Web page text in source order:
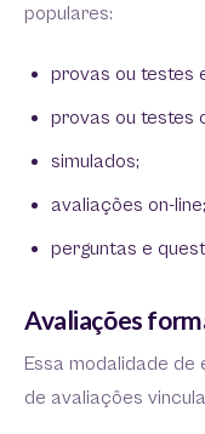
populares:
provas ou testes
provas ou testes
simulados;
avaliações on-line;
perguntas e
Avaliações
Essa modalidade
de avaliações